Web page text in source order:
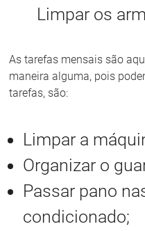
Limpar os
As tarefas mensais são
maneira alguma, pois
tarefas, são:
Limpar a
Organizar o
Passar pano
condicionado;